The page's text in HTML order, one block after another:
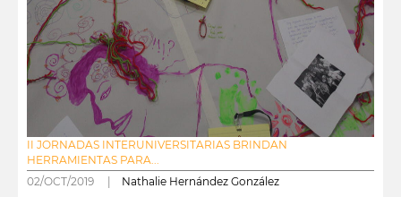
II JORNADAS INTERUNIVERSITARIAS BRINDAN
HERRAMIENTAS PARA...
02/OCT/2019 | Nathalie Hernández González